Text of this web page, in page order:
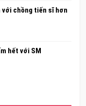
với chồng tiến sĩ hơn
hết với SM